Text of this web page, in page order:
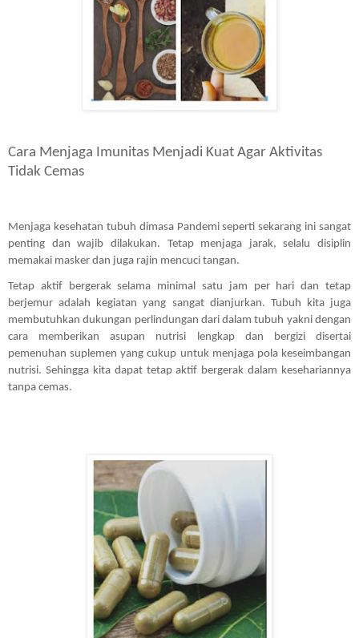
Cara Menjaga Imunitas Menjadi Kuat Agar Aktivitas
Tidak Cemas
Menjaga kesehatan tubuh dimasa Pandemi seperti sekarang ini sangat
penting dan wajib dilakukan. Tetap menjaga jarak, selalu disiplin
memakai masker dan juga rajin mencuci tangan.
Tetap aktif bergerak selama minimal satu jam per hari dan tetap
berjemur adalah kegiatan yang sangat dianjurkan. Tubuh kita juga
membutuhkan dukungan perlindungan dari dalam tubuh yakni dengan
cara memberikan asupan nutrisi lengkap dan bergizi disertai
pemenuhan suplemen yang cukup untuk menjaga pola keseimbangan
nutrisi. Sehingga kita dapat tetap aktif bergerak dalam kesehariannya
tanpa cemas.